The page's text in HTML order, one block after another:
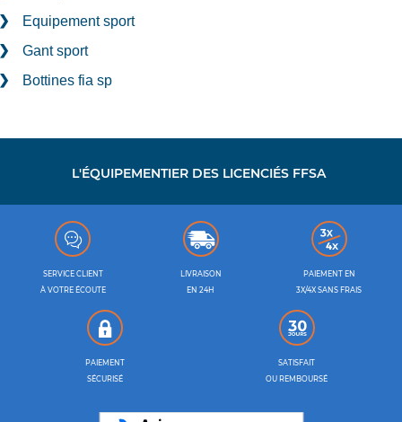
Equipement sport
Gant sport
Bottines fia sp
L'ÉQUIPEMENTIER DES LICENCIÉS FFSA
SERVICE CLIENT
À VOTRE ÉCOUTE
LIVRAISON
EN 24H
PAIEMENT EN
3X/4X SANS FRAIS
PAIEMENT
SÉCURISÉ
SATISFAIT
OU REMBOURSÉ